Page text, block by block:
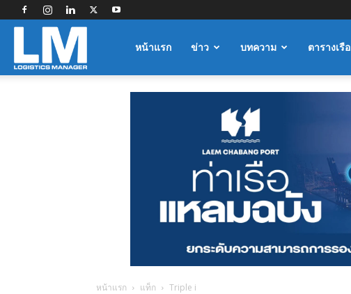
Logisticsหน้าแรก ข่าว บทความ ตารางเรือ
หน้าแรก แท็ก Triple i